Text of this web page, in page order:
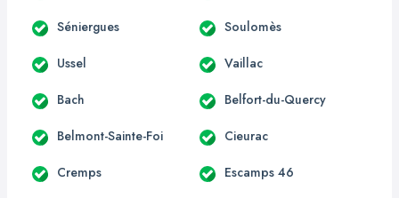
Séniergues Soulomès
Ussel Vaillac
Bach Belfort-du-Quercy
Belmont-Sainte-Foi Cieurac
Cremps Escamps 46